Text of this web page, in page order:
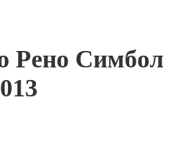
Рено Симбол